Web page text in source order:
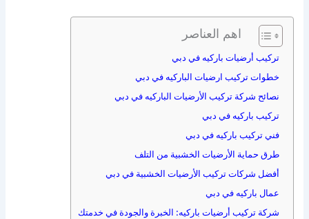
اهم العناصر
تركيب أرضيات باركيه في دبي
خطوات تركيب ارضيات الباركيه في دبي
نصائح شركة تركيب الأرضيات الباركيه في دبي
تركيب باركيه في دبي
فني تركيب باركيه في دبي
طرق حماية الأرضيات الخشبية من التلف
أفضل شركات تركيب الأرضيات الخشبية في دبي
عمال باركيه في دبي
شركة تركيب أرضيات باركيه: الخبرة والجودة في خدمتك